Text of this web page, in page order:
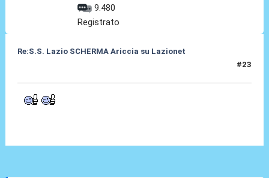
9.480
Registrato
Re:S.S. Lazio SCHERMA Ariccia su Lazionet
#23